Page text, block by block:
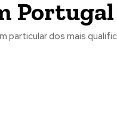
Portugal
particular dos mais